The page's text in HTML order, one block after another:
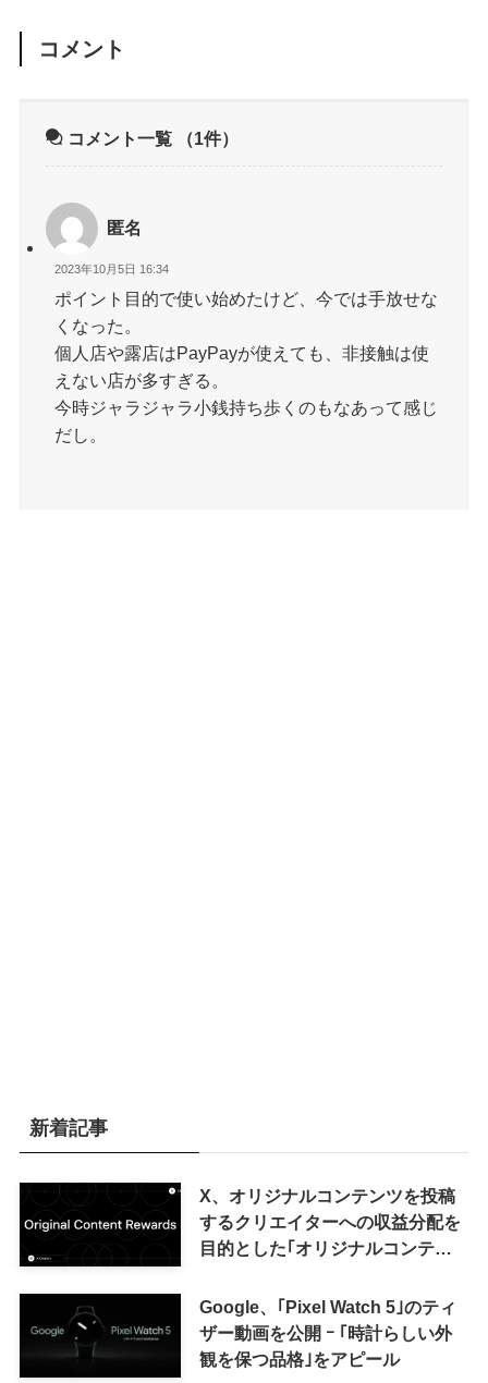
コメント
コメント一覧 （1件）
匿名
2023年10月5日 16:34
ポイント目的で使い始めたけど、今では手放せな
くなった。
個人店や露店はPayPayが使えても、非接触は使
えない店が多すぎる。
今時ジャラジャラ小銭持ち歩くのもなあって感じ
だし。
新着記事
X、オリジナルコンテンツを投稿
するクリエイターへの収益分配を
目的とした｢オリジナルコンテン
来の｢収益分配｣は廃止
Google、｢Pixel Watch 5｣のティ
ザー動画を公開 ｰ ｢時計らしい外
観を保つ品格｣をアピール